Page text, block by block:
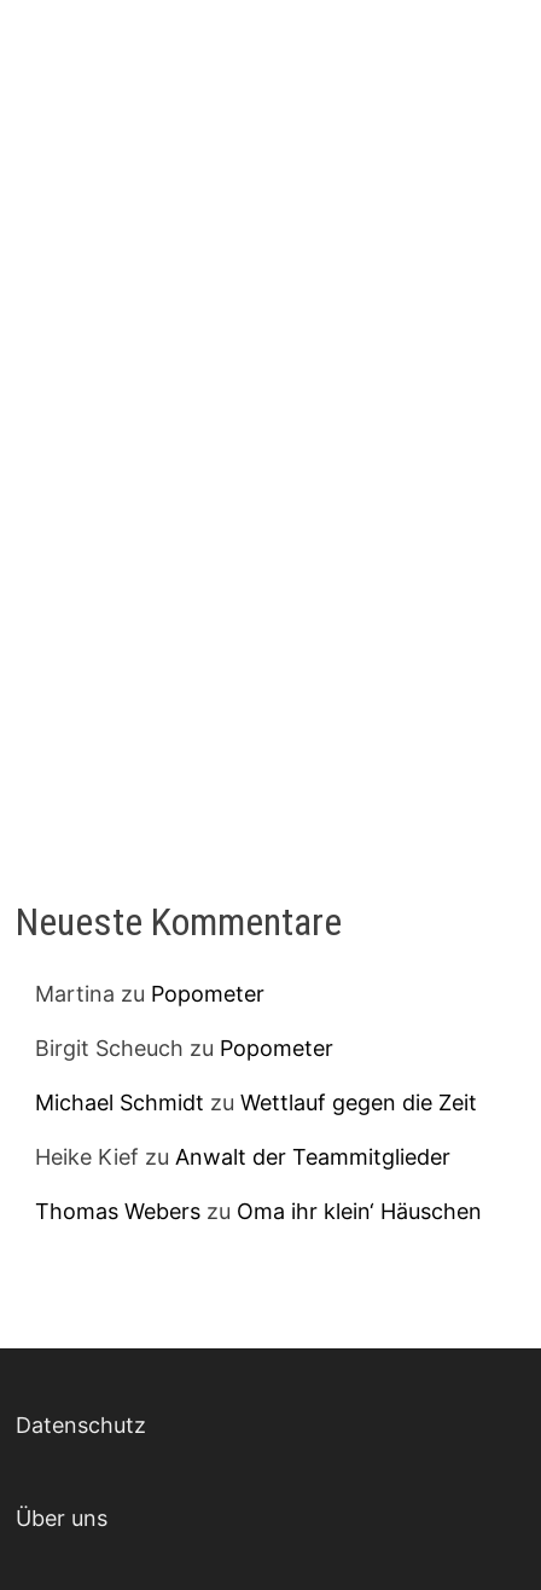
Neueste Kommentare
Martina zu Popometer
Birgit Scheuch zu Popometer
Michael Schmidt zuWettlauf gegen die Zeit
Heike Kief zu Anwalt der Teammitglieder
Thomas Webers zu Oma ihr klein‘ Häuschen
Datenschutz
Über uns